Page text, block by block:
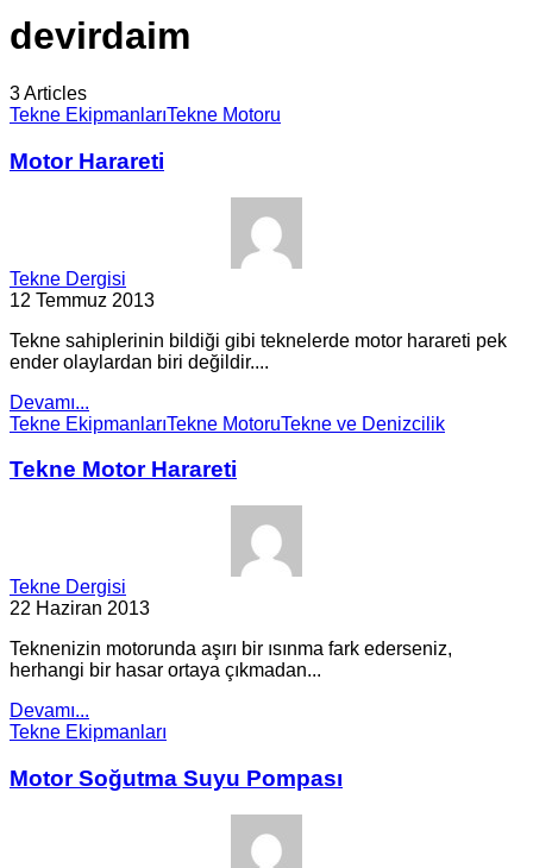
devirdaim
3 Articles
Tekne EkipmanlarıTekne Motoru
Motor Harareti
Tekne Dergisi
12 Temmuz 2013
Tekne sahiplerinin bildiği gibi teknelerde motor harareti pek
ender olaylardan biri değildir....
Devamı...
Tekne EkipmanlarıTekne MotoruTekne ve Denizcilik
Tekne Motor Harareti
Tekne Dergisi
22 Haziran 2013
Teknenizin motorunda aşırı bir ısınma fark ederseniz,
herhangi bir hasar ortaya çıkmadan...
Devamı...
Tekne Ekipmanları
Motor Soğutma Suyu Pompası